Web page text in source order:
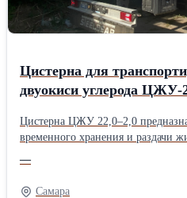
Цистерна для
двуокиси углерода ЦЖУ-
Цистерна ЦЖУ 22,0–2,0
временного хранения и раздачи
поставщиков к предприятиям –
по всем дорогам общей сети
—
Самара